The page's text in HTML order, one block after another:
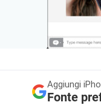
Aggiungi
Fonte